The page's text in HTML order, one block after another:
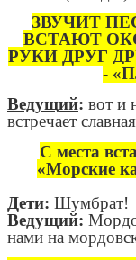
ЗВУЧИТ
ВСТАЮТ
РУКИ ДРУГ
-
Ведущий: вот и
встречает
С места
«Морские
Дети: Шумбрат!
Ведущий:
нами на